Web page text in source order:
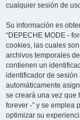
cualquier sesión de
Su información es
“DEPECHE MODE -
cookies, las cuales
archivos temporales
contienen un
identificador de sesión
automáticamente
se creará una vez que
forever -” y se emplea
optimizar su